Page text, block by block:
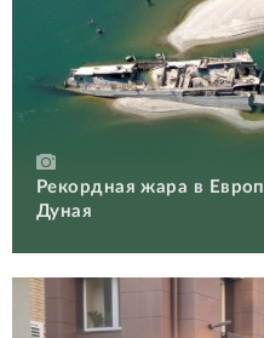
Рекордная жара в
Дуная